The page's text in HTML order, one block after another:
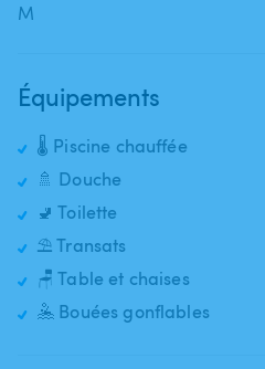
Équipements
🌡️ Piscine chauffée
🚿 Douche
🚽 Toilette
⛱️ Transats
🪑 Table et chaises
🤽 Bouées gonflables